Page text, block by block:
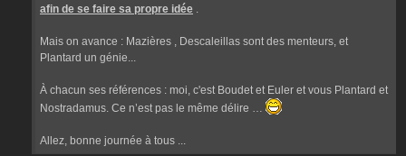
afin de se faire sa propre idée .
Mais on avance : Mazières , Descaleillas sont des menteurs, et
Plantard un génie...
À chacun ses références : moi, c'est Boudet et Euler et vous Plantard et
Nostradamus. Ce n’est pas le même délire …
Allez, bonne journée à tous ...